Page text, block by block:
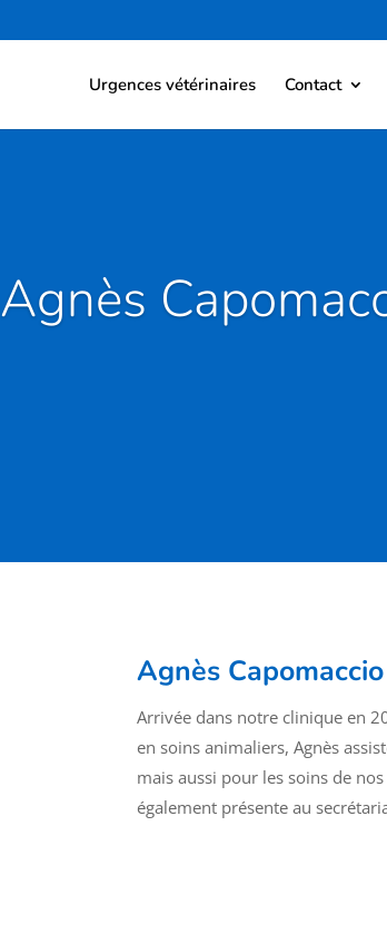
Urgences vétérinaires Contact
Agnès
Agnès Capomaccio
Arrivée dans notre clinique en
en soins animaliers, Agnès
mais aussi pour les soins de
également présente au